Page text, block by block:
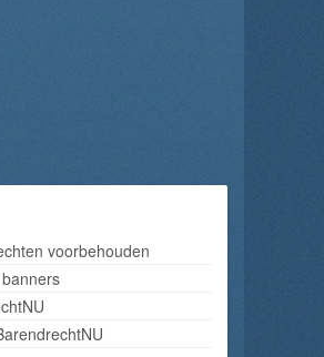
voorbehouden